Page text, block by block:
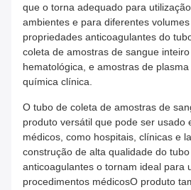
que o torna adequado para
ambientes e para diferentes
propriedades anticoagulantes do
coleta de amostras de sangue
hematológica, e amostras de
química clínica.
O tubo de coleta de amostras de
produto versátil que pode ser usado
médicos, como hospitais, clínicas e
construção de alta qualidade do
anticoagulantes o tornam ideal para
procedimentos médicosO produto